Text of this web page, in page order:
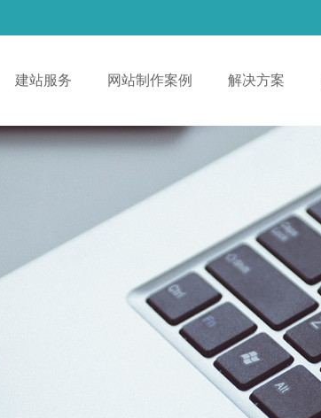
建站服务 网站制作案例 解决方案